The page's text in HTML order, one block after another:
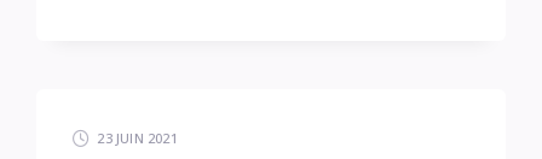
23 JUIN 2021